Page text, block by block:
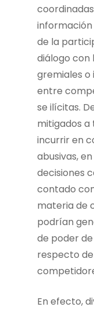
de la
diálogo con
gremiales o
entre
se ilícitas.
mitigados a
incurrir en
abusivas,
decisiones
contado
materia de
podrían
de poder
respecto
En efecto,